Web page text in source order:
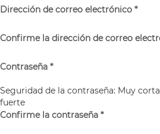
Dirección de correo electrónico *
Confirme la dirección de correo
Contraseña *
Seguridad de la contraseña: Muy corta
fuerte
Confirme la contraseña *